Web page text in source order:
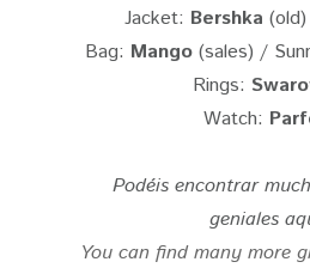
Jacket: Bershka
Bag: Mango (sales) /
Rings:
Watch:
Podéis encontrar
geniales
You can find many more